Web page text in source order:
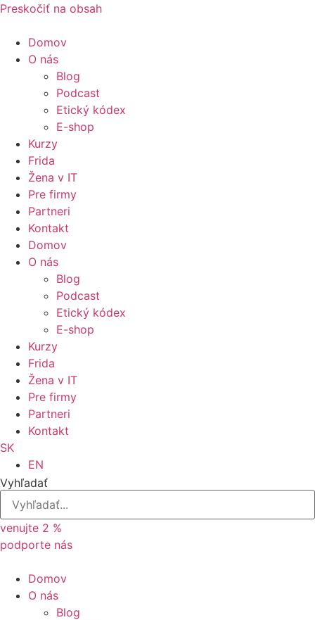
Preskočiť na obsah
Domov
O nás
Blog
Podcast
Etický kódex
E-shop
Kurzy
Frida
Žena v IT
Pre firmy
Partneri
Kontakt
Domov
O nás
Blog
Podcast
Etický kódex
E-shop
Kurzy
Frida
Žena v IT
Pre firmy
Partneri
Kontakt
SK
EN
Vyhľadať
venujte 2 %
podporte nás
Domov
O nás
Blog